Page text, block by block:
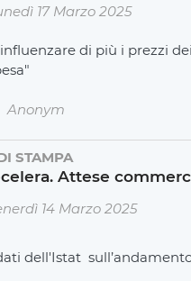
17 Marzo 2025
di più i prezzi
Anonym
STAMPA
Attese
14 Marzo 2025
dell'Istat